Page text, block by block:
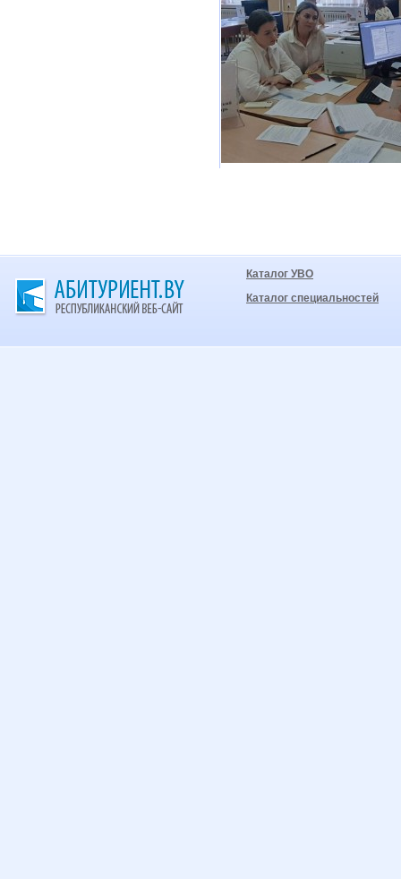
Каталог УВО
Каталог специальностей